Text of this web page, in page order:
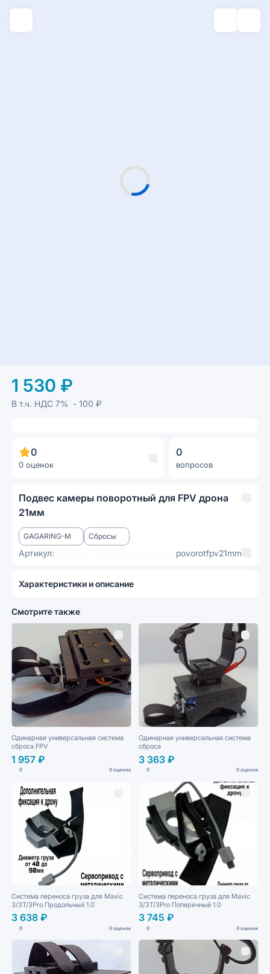
1 530 ₽
В т.ч. НДС7% - 100 ₽
0
0 оценок
0
вопросов
Подвес камеры поворотный для FPV дрона
21мм
GAGARING-M Сбросы
Артикул: povorotfpv21mm
Характеристики и описание
Смотрите также
Одинарная универсальная система
сброса FPV
1 957 ₽
0 0 оценок
Одинарная универсальная система
сброса
3 363 ₽
0 0 оценок
Система переноса груза для Mavic
3/3T/3Pro Продольный 1.0
3 638 ₽
0 0 оценок
Система переноса груза для Mavic
3/3T/3Pro Поперечный 1.0
3 745 ₽
0 0 оценок